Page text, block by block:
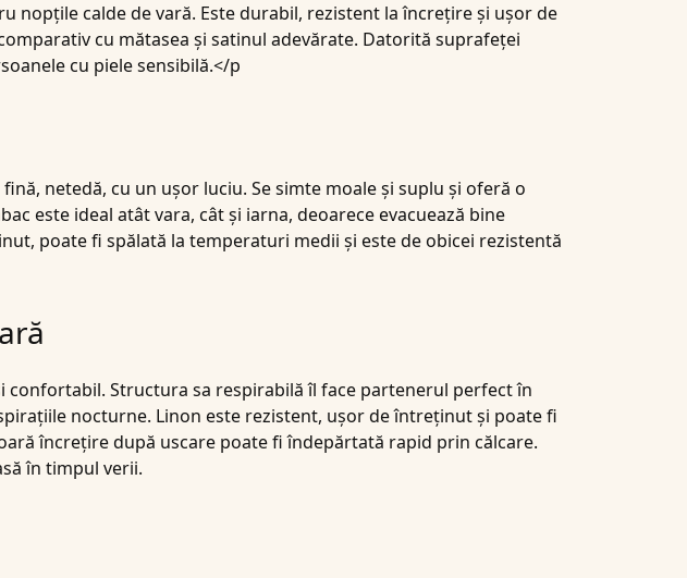
nopțile calde de vară. Este durabil, rezistent la încrețire și ușor de
cu mătasea și satinul adevărate. Datorită suprafeței
cu piele sensibilă.</p
netedă, cu un ușor luciu. Se simte moale și suplu și oferă o
este ideal atât vara, cât și iarna, deoarece evacuează bine
poate fi spălată la temperaturi medii și este de obicei rezistentă
Structura sa respirabilă îl face partenerul perfect în
nocturne. Linon este rezistent, ușor de întreținut și poate fi
încrețire după uscare poate fi îndepărtată rapid prin călcare.
în timpul verii.